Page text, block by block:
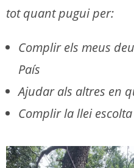
tot quant pugui per:
Complir els meus
País
Ajudar als altres en
Complir la llei escolta